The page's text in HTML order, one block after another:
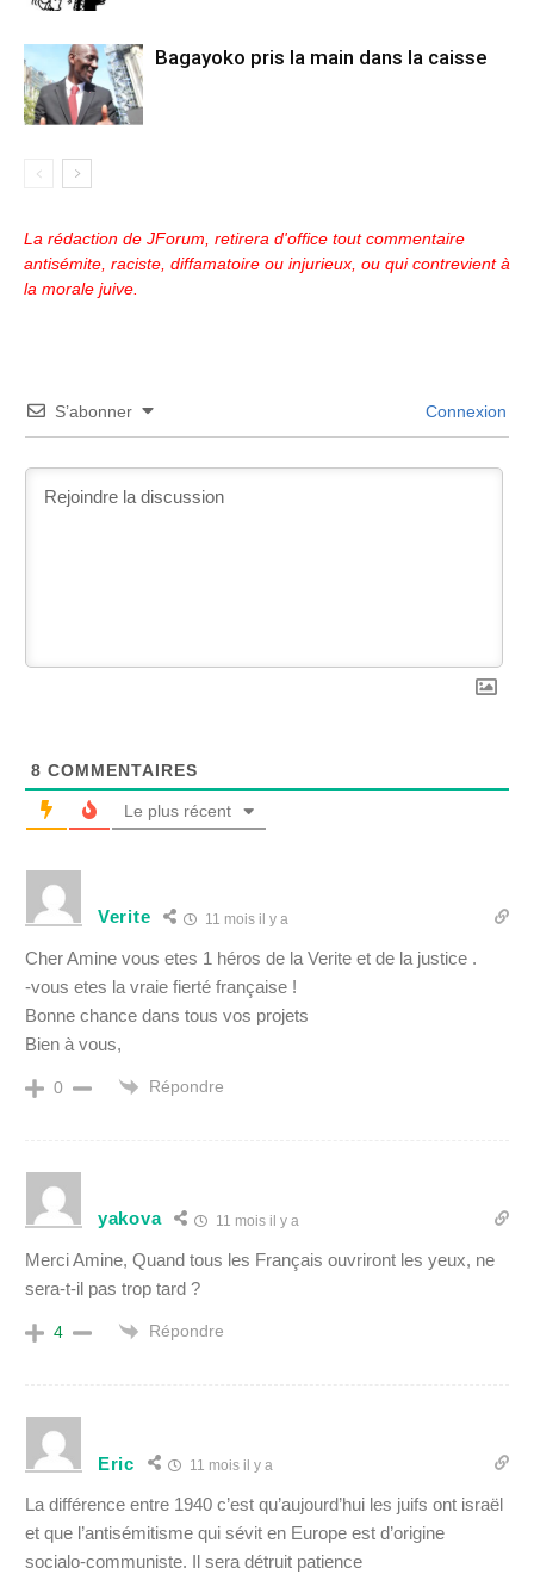
Bagayoko pris la main dans la caisse
La rédaction de JForum, retirera d'office tout commentaire
antisémite, raciste, diffamatoire ou injurieux, ou qui contrevient à
la morale juive.
S’abonner Connexion
8 COMMENTAIRES
Le plus récent
Verite 11 mois il y a
Cher Amine vous etes 1 héros de la Verite et de la justice .
-vous etes la vraie fierté française !
Bonne chance dans tous vos projets
Bien à vous,
0 Répondre
yakova 11 mois il y a
Merci Amine, Quand tous les Français ouvriront les yeux, ne
sera-t-il pas trop tard ?
4 Répondre
Eric 11 mois il y a
La différence entre 1940 c’est qu’aujourd’hui les juifs ont israël
et que l’antisémitisme qui sévit en Europe est d’origine
socialo-communiste. Il sera détruit patience